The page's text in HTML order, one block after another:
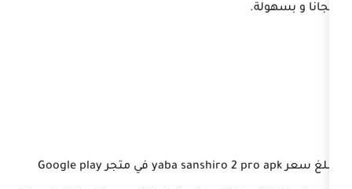
يبلغ سعر yaba sanshiro 2 pro apk في متجر Google play